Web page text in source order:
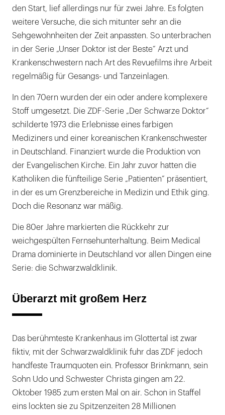
den Start, lief allerdings nur für zwei Jahre. Es folgten
weitere Versuche, die sich mitunter sehr an die
Sehgewohnheiten der Zeit anpassten. So unterbrachen
in der Serie „Unser Doktor ist der Beste“ Arzt und
Krankenschwestern nach Art des Revuefilms ihre Arbeit
regelmäßig für Gesangs- und Tanzeinlagen.
In den 70ern wurden der ein oder andere komplexere
Stoff umgesetzt. Die ZDF-Serie „Der Schwarze Doktor“
schilderte 1973 die Erlebnisse eines farbigen
Mediziners und einer koreanischen Krankenschwester
in Deutschland. Finanziert wurde die Produktion von
der Evangelischen Kirche. Ein Jahr zuvor hatten die
Katholiken die fünfteilige Serie „Patienten“ präsentiert,
in der es um Grenzbereiche in Medizin und Ethik ging.
Doch die Resonanz war mäßig.
Die 80er Jahre markierten die Rückkehr zur
weichgespülten Fernsehunterhaltung. Beim Medical
Drama dominierte in Deutschland vor allen Dingen eine
Serie: die Schwarzwaldklinik.
Überarzt mit großem Herz
Das berühmteste Krankenhaus im Glottertal ist zwar
fiktiv, mit der Schwarzwaldklinik fuhr das ZDF jedoch
handfeste Traumquoten ein. Professor Brinkmann, sein
Sohn Udo und Schwester Christa gingen am 22.
Oktober 1985 zum ersten Mal on air. Schon in Staffel
eins lockten sie zu Spitzenzeiten 28 Millionen